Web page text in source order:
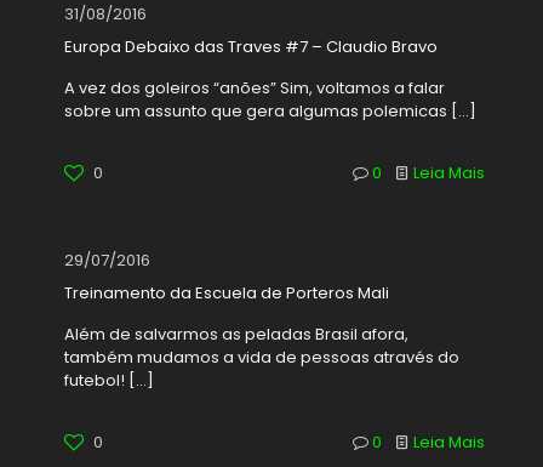
31/08/2016
Europa Debaixo das Traves #7 – Claudio Bravo
A vez dos goleiros “anões” Sim, voltamos a falar
sobre um assunto que gera algumas polemicas […]
0 0 Leia Mais
29/07/2016
Treinamento da Escuela de Porteros Mali
Além de salvarmos as peladas Brasil afora,
também mudamos a vida de pessoas através do
futebol! […]
0 0 Leia Mais